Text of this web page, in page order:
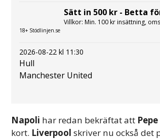
18+ Stödlinjen.se
Sätt in 500 kr - Betta
Villkor: Min. 100 kr insättning,
2026-08-22 kl 11:30
Hull
Manchester United
Napoli har redan bekräftat att
kort. Liverpool skriver nu också det